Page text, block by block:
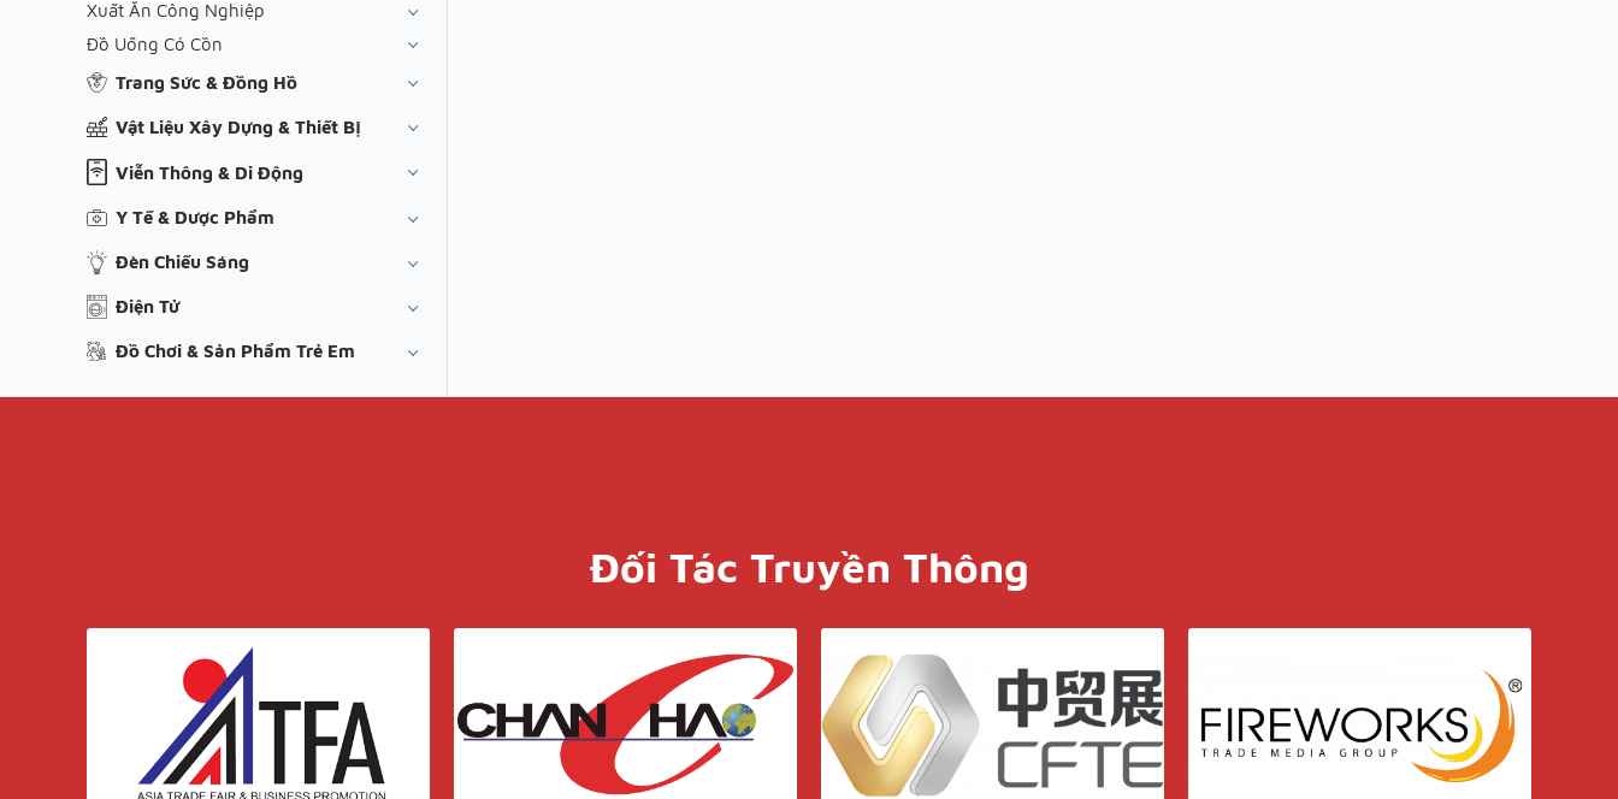
Xuất Ăn Công Nghiệp
Đồ Uống Có Cồn
Trang Sức & Đồng Hồ
Vật Liệu Xây Dựng & Thiết Bị
Viễn Thông & Di Động
Y Tế & Dược Phẩm
Đèn Chiếu Sáng
Điện Tử
Đồ Chơi & Sản Phẩm Trẻ Em
Đối Tác Truyền Thông